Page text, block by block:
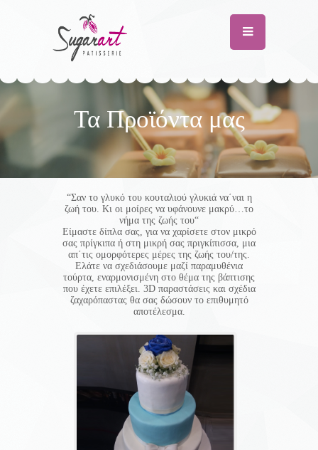
Τα Προϊόντα μας
“Σαν το γλυκό του κουταλιού γλυκιά να΄ναι η
ζωή του. Κι οι μοίρες να υφάνουνε μακρύ…το
νήμα της ζωής του“
Είμαστε δίπλα σας, για να χαρίσετε στον μικρό
σας πρίγκιπα ή στη μικρή σας πριγκίπισσα, μια
απ΄τις ομορφότερες μέρες της ζωής του/της.
Ελάτε να σχεδιάσουμε μαζί παραμυθένια
τούρτα, εναρμονισμένη στο θέμα της βάπτισης
που έχετε επιλέξει. 3D παραστάσεις και σχέδια
ζαχαρόπαστας θα σας δώσουν το επιθυμητό
αποτέλεσμα.